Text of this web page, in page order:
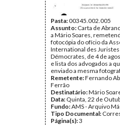
Pasta:00345.002.005
Assunto: Carta de
a Mário Soares,
fotocópia do ofício da
International des Juristes
Démocrates, de 4 de
e lista dos advogados a
enviado a mesma
Remetente:Fernando
Ferrão
Destinatário:Mário
Data: Quinta, 22 de
Fundo:AMS - Arquivo
Tipo Documental:
Página(s):3